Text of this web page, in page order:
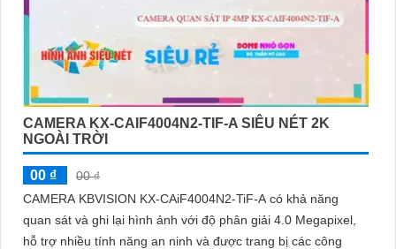
CAMERA KX-CAIF4004N2-TIF-A SIÊU NÉT 2K
NGOÀI TRỜI
00 ₫
00 ₫
CAMERA KBVISION KX-CAiF4004N2-TiF-A có khả năng
quan sát và ghi lại hình ảnh với độ phân giải 4.0 Megapixel,
hỗ trợ nhiều tính năng an ninh và được trang bị các công